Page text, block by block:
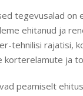
tegevusalad
ehitanud ja
tehnilisi rajatisi,
korterelamute ja
peamiselt